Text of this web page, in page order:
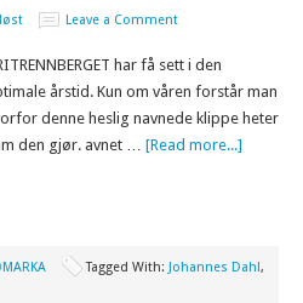
Leave a Comment
har få sett i den
årstid. Kun om våren forstår man
denne heslig navnede klippe heter
den gjør. avnet … [Read more...]
Tagged With: Johannes Dahl,